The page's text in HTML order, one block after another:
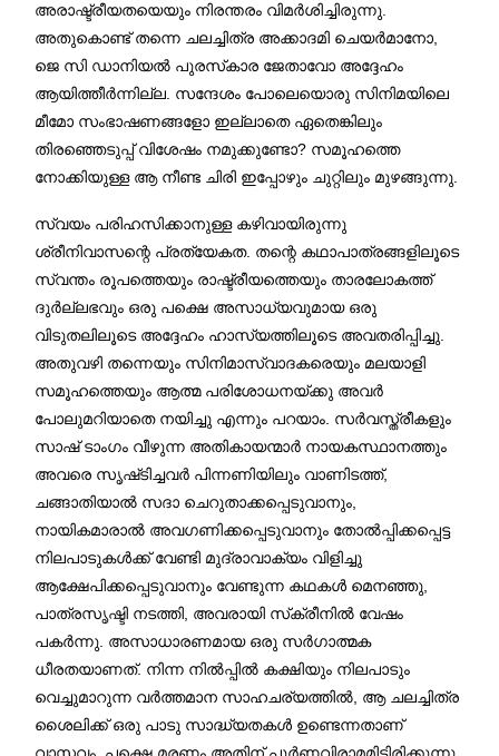
അരാഷ്ട്രീയതയെയും നിരന്തരം വിമർശിച്ചിരുന്നു.
അതുകൊണ്ട് തന്നെ ചലച്ചിത്ര അക്കാദമി ചെയർമാനോ,
ജെ സി ഡാനിയൽ പുരസ്‌കാര ജേതാവോ അദ്ദേഹം
ആയിത്തീർന്നില്ല. സന്ദേശം പോലെയൊരു സിനിമയിലെ
മീമോ സംഭാഷണങ്ങളോ ഇല്ലാതെ ഏതെങ്കിലും
തിരഞ്ഞെടുപ്പ് വിശേഷം നമുക്കുണ്ടോ? സമൂഹത്തെ
നോക്കിയുള്ള ആ നീണ്ട ചിരി ഇപ്പോഴും ചുറ്റിലും മുഴങ്ങുന്നു.
സ്വയം പരിഹസിക്കാനുള്ള കഴിവായിരുന്നു
ശ്രീനിവാസന്റെ പ്രത്യേകത. തന്റെ കഥാപാത്രങ്ങളിലൂടെ
സ്വന്തം രൂപത്തെയും രാഷ്ട്രീയത്തെയും താരലോകത്ത്
ദുർല്ലഭവും ഒരു പക്ഷെ അസാധ്യവുമായ ഒരു
വിടുതലിലൂടെ അദ്ദേഹം ഹാസ്യത്തിലൂടെ അവതരിപ്പിച്ചു.
അതുവഴി തന്നെയും സിനിമാസ്വാദകരെയും മലയാളി
സമൂഹത്തെയും ആത്മ പരിശോധനയ്ക്കു അവർ
പോലുമറിയാതെ നയിച്ചു എന്നും പറയാം. സർവസ്ത്രീകളും
സാഷ് ടാംഗം വീഴുന്ന അതികായന്മാർ നായകസ്ഥാനത്തും
അവരെ സൃഷ്‌ടിച്ചവർ പിന്നണിയിലും വാണിടത്ത്,
ചങ്ങാതിയാൽ സദാ ചെറുതാക്കപ്പെടുവാനും,
നായികമാരാൽ അവഗണിക്കപ്പെടുവാനും തോൽപ്പിക്കപ്പെട്ട
നിലപാടുകൾക്ക് വേണ്ടി മുദ്രാവാക്യം വിളിച്ചു
ആക്ഷേപിക്കപ്പെടുവാനും വേണ്ടുന്ന കഥകൾ മെനഞ്ഞു,
പാത്രസൃഷ്ടി നടത്തി, അവരായി സ്‌ക്രീനിൽ വേഷം
പകർന്നു. അസാധാരണമായ ഒരു സർഗാത്മക
ധീരതയാണത്. നിന്ന നിൽപ്പിൽ കക്ഷിയും നിലപാടും
വെച്ചുമാറുന്ന വർത്തമാന സാഹചര്യത്തിൽ, ആ ചലച്ചിത്ര
ശൈലിക്ക് ഒരു പാടു സാദ്ധ്യതകൾ ഉണ്ടെന്നതാണ്
വാസ്തവം. പക്ഷെ മരണം അതിന് പൂർണവിരാമമിട്ടിരിക്കുന്നു.